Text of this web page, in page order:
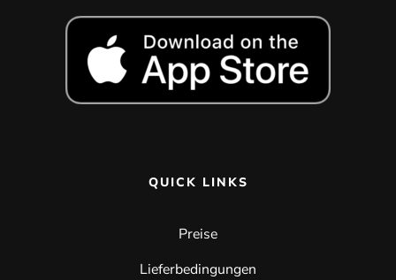
QUICK LINKS
Preise
Lieferbedingungen